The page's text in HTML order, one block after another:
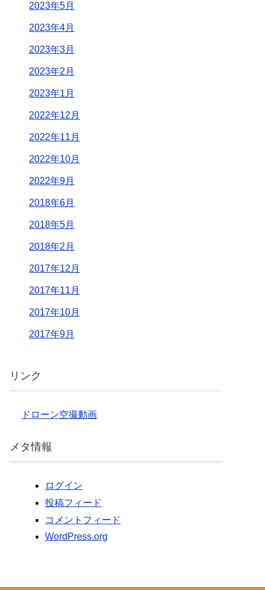
2023年5月
2023年4月
2023年3月
2023年2月
2023年1月
2022年12月
2022年11月
2022年10月
2022年9月
2018年6月
2018年5月
2018年2月
2017年12月
2017年11月
2017年10月
2017年9月
リンク
ドローン空撮動画
メタ情報
ログイン
投稿フィード
コメントフィード
WordPress.org